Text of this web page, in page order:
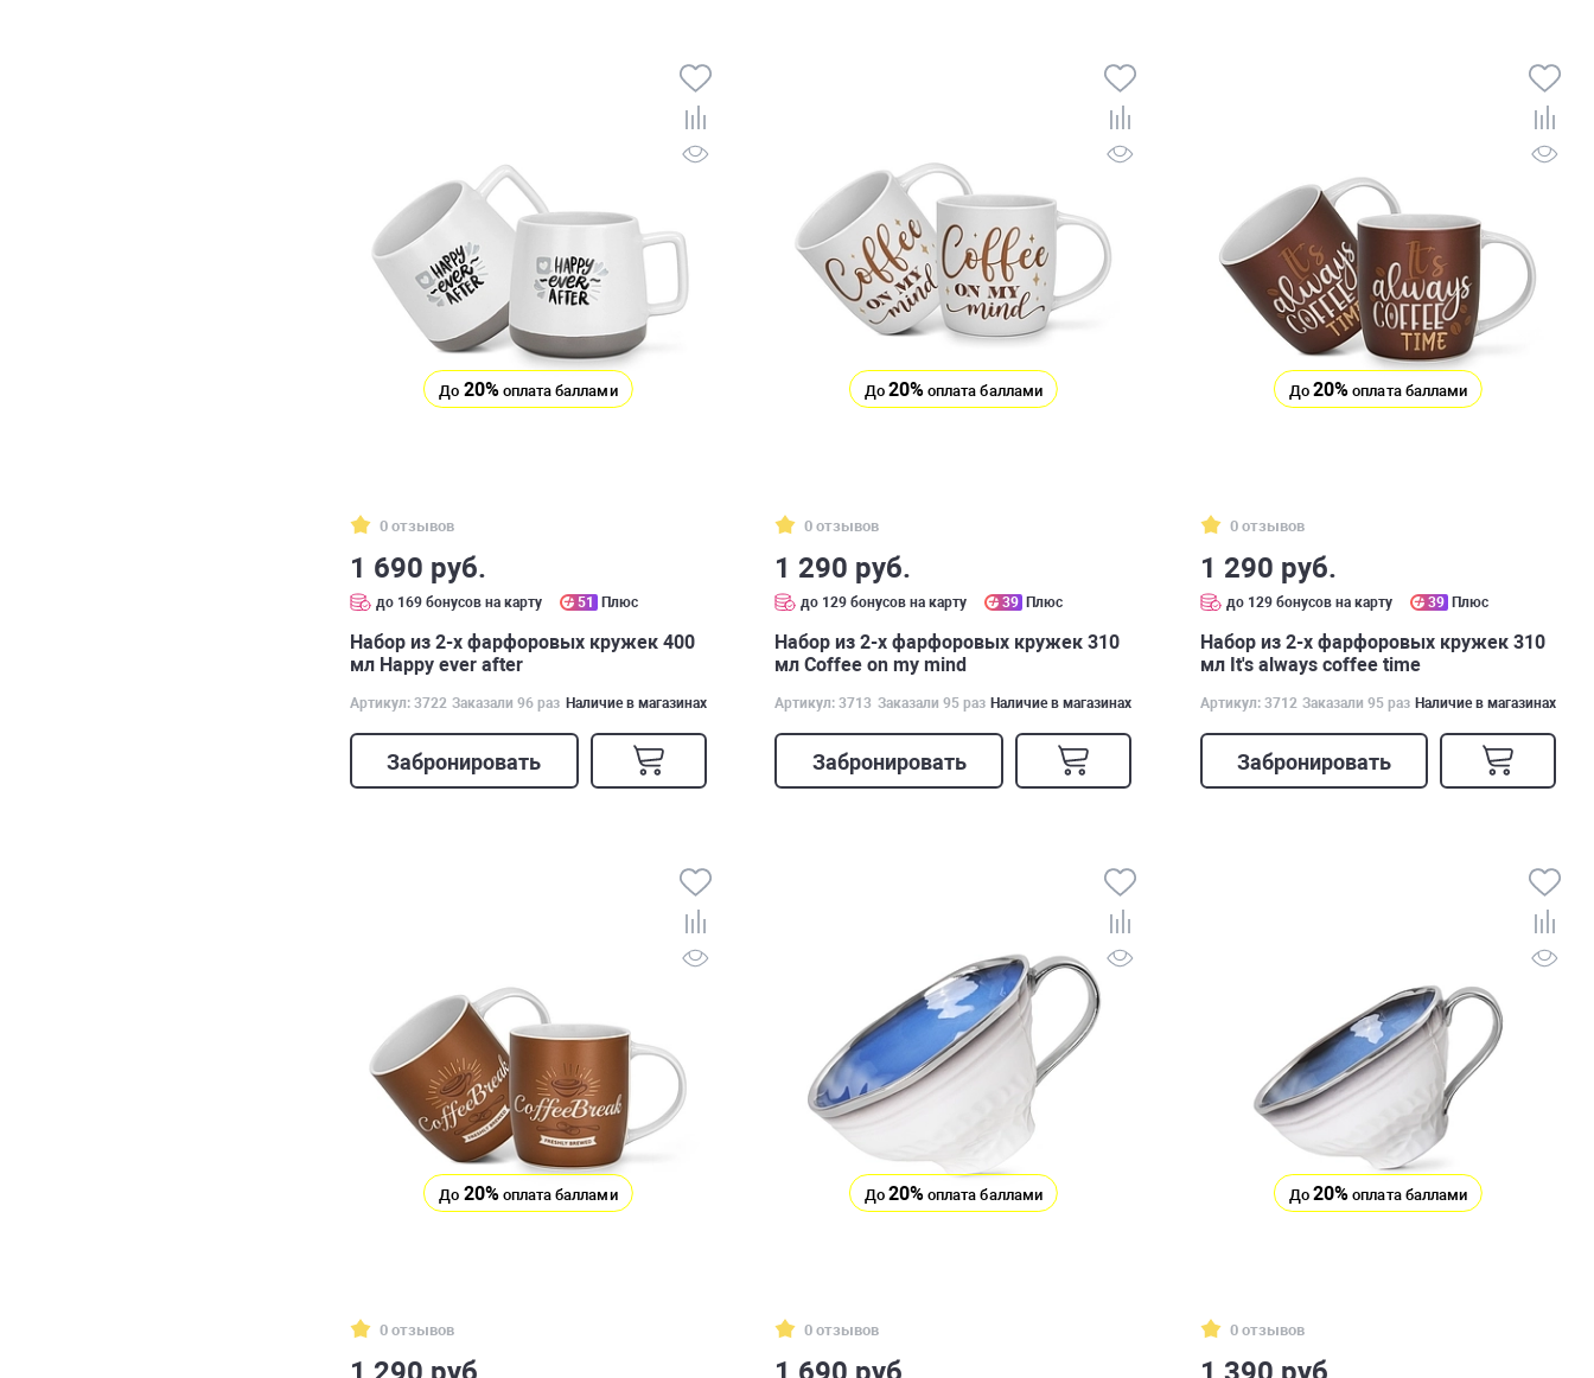
До 20% оплата баллами
0 отзывов
1 690 руб.
до 169 бонусов на карту 51 Плюс
Набор из 2-х фарфоровых кружек 400
мл Happy ever after
Артикул: 3722 Заказали 96 раз Наличие в магазинах
Забронировать
До 20% оплата баллами
0 отзывов
1 290 руб.
до 129 бонусов на карту 39 Плюс
Набор из 2-х фарфоровых кружек 310
мл Coffee on my mind
Артикул: 3713 Заказали 95 раз Наличие в магазинах
Забронировать
До20% оплата баллами
0 отзывов
1 290 руб.
до 129 бонусов на карту 39 Плюс
Набор из 2-х фарфоровых кружек 310
мл It's always coffee time
Артикул: 3712 Заказали 95 раз Наличие в магазинах
Забронировать
До 20% оплата баллами
0 отзывов
До 20% оплата баллами
0 отзывов
До20% оплата баллами
0 отзывов